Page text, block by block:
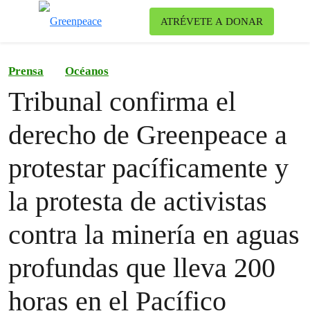
ATRÉVETE A DONAR
Prensa Océanos
Tribunal confirma el
derecho de Greenpeace a
protestar pacíficamente y
la protesta de activistas
contra la minería en aguas
profundas que lleva 200
horas en el Pacífico